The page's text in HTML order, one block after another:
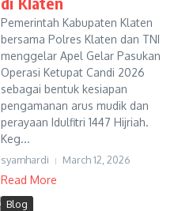
Pemerintah Kabupaten Klaten
bersama Polres Klaten dan TNI
menggelar Apel Gelar Pasukan
Operasi Ketupat Candi 2026
sebagai bentuk kesiapan
pengamanan arus mudik dan
perayaan Idulfitri 1447 Hijriah.
Keg...
syamhardi March 12, 2026
Read More
Blog